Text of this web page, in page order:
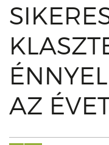
AZ